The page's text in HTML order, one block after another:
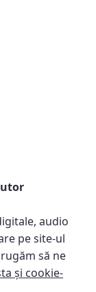
audio
pe site-ul
să ne
și cookie-